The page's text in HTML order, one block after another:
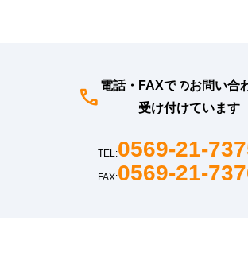
電話・FAXでのお問い合
受け付けています
TEL:0569-21-
FAX:0569-21-